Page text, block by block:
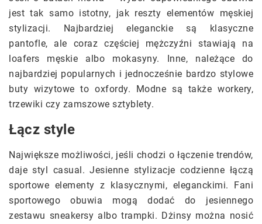
jest tak samo istotny, jak reszty elementów męskiej
stylizacji. Najbardziej eleganckie są klasyczne
pantofle, ale coraz częściej mężczyźni stawiają na
loafers męskie albo mokasyny. Inne, należące do
najbardziej popularnych i jednocześnie bardzo stylowe
buty wizytowe to oxfordy. Modne są także workery,
trzewiki czy zamszowe sztyblety.
Łącz style
Największe możliwości, jeśli chodzi o łączenie trendów,
daje styl casual. Jesienne stylizacje codzienne łączą
sportowe elementy z klasycznymi, eleganckimi. Fani
sportowego obuwia mogą dodać do jesiennego
zestawu sneakersy albo trampki. Dżinsy można nosić